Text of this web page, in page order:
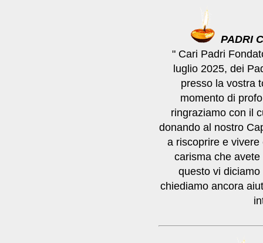
PADRI
" Cari Padri
luglio 2025, dei
presso la vostra
momento di
ringraziamo con il
donando al nostro
a riscoprire e
carisma che
questo vi
chiediamo ancora